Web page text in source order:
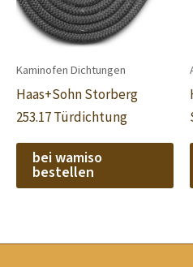
Kaminofen Dichtungen
Haas+Sohn Storberg
253.17 Türdichtung
bei wamiso
bestellen